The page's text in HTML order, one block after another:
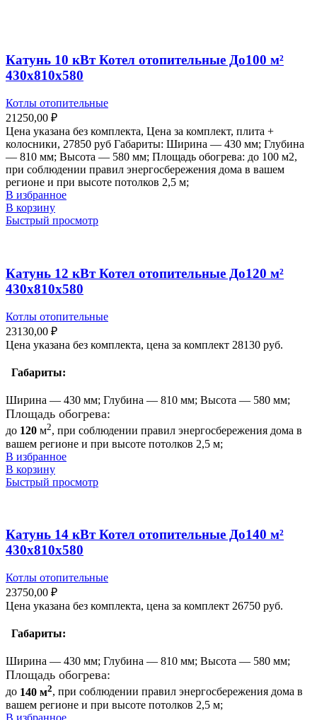
Катунь 10 кВт Котел отопительные До100 м²
430х810х580
Котлы отопительные
21250,00 ₽
Цена указана без комплекта, Цена за комплект, плита +
колосники, 27850 руб Габариты: Ширина — 430 мм; Глубина
— 810 мм; Высота — 580 мм; Площадь обогрева: до 100 м2,
при соблюдении правил энергосбережения дома в вашем
регионе и при высоте потолков 2,5 м;
В избранное
В корзину
Быстрый просмотр
Катунь 12 кВт Котел отопительные До120 м²
430х810х580
Котлы отопительные
23130,00 ₽
Цена указана без комплекта, цена за комплект 28130 руб.
Габариты:
Ширина — 430 мм; Глубина — 810 мм; Высота — 580 мм;
Площадь обогрева:
до 120 м2, при соблюдении правил энергосбережения дома в
вашем регионе и при высоте потолков 2,5 м;
В избранное
В корзину
Быстрый просмотр
Катунь 14 кВт Котел отопительные До140 м²
430х810х580
Котлы отопительные
23750,00 ₽
Цена указана без комплекта, цена за комплект 26750 руб.
Габариты:
Ширина — 430 мм; Глубина — 810 мм; Высота — 580 мм;
Площадь обогрева:
до 140 м2, при соблюдении правил энергосбережения дома в
вашем регионе и при высоте потолков 2,5 м;
В избранное